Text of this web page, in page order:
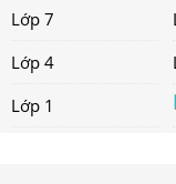
Lớp 7
Lớp 4
Lớp 1